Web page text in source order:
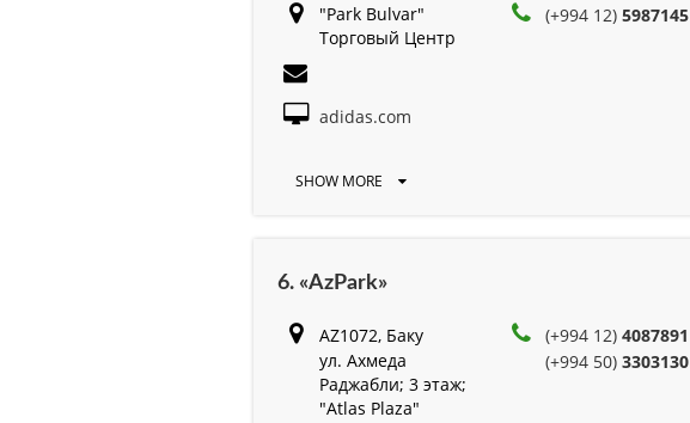
"Park Bulvar"
Торговый Центр
(+994 12)5987145
adidas.com
SHOW MORE
6. «AzPark»
AZ1072, Баку
ул. Ахмеда
Раджабли; 3 этаж;
"Atlas Plaza"
(+994 12)4087891
(+994 50)3303130